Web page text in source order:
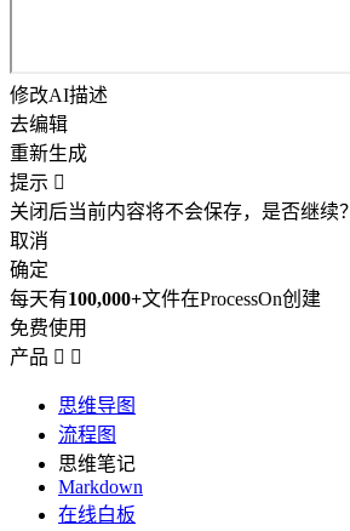
修改AI描述
去编辑
重新生成
提示 
关闭后当前内容将不会保存，是否继续？
取消
确定
每天有100,000+文件在ProcessOn创建
免费使用
产品  
思维导图
流程图
思维笔记
Markdown
在线白板